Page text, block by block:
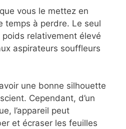
vous le mettez en
temps à perdre. Le seul
relativement élevé
aspirateurs souffleurs
une bonne silhouette
Cependant, d’un
l’appareil peut
et écraser les feuilles